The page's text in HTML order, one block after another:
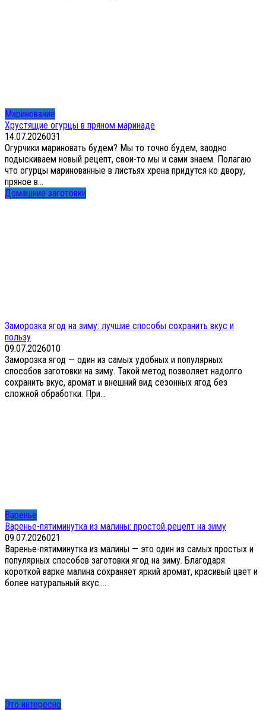
Маринование
Хрустящие огурцы в пряном маринаде
14.07.2026031
Огурчики мариновать будем? Мы то точно будем, заодно
подыскиваем новый рецепт, свои-то мы и сами знаем. Полагаю
что огурцы маринованные в листьях хрена придутся ко двору,
пряное в...
Домашние заготовки
Заморозка ягод на зиму: лучшие способы сохранить вкус и
пользу
09.07.2026010
Заморозка ягод — один из самых удобных и популярных
способов заготовки на зиму. Такой метод позволяет надолго
сохранить вкус, аромат и внешний вид сезонных ягод без
сложной обработки. При...
Варенье
Варенье-пятиминутка из малины: простой рецепт на зиму
09.07.2026021
Варенье-пятиминутка из малины — это один из самых простых и
популярных способов заготовки ягод на зиму. Благодаря
короткой варке малина сохраняет яркий аромат, красивый цвет и
более натуральный вкус....
Это интересно